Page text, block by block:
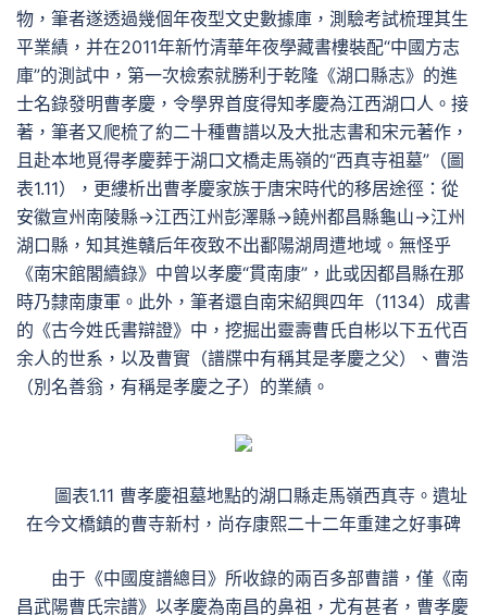
物，筆者遂透過幾個年夜型文史數據庫，測驗考試梳理其生
平業績，并在2011年新竹清華年夜學藏書樓裝配“中國方志
庫”的測試中，第一次檢索就勝利于乾隆《湖口縣志》的進
士名錄發明曹孝慶，令學界首度得知孝慶為江西湖口人。接
著，筆者又爬梳了約二十種曹譜以及大批志書和宋元著作，
且赴本地覓得孝慶葬于湖口文橋走馬嶺的“西真寺祖墓”（圖
表1.11），更縷析出曹孝慶家族于唐宋時代的移居途徑：從
安徽宣州南陵縣→江西江州彭澤縣→饒州都昌縣龜山→江州
湖口縣，知其進贛后年夜致不出鄱陽湖周遭地域。無怪乎
《南宋館閣續錄》中曾以孝慶“貫南康”，此或因都昌縣在那
時乃隸南康軍。此外，筆者還自南宋紹興四年（1134）成書
的《古今姓氏書辯證》中，挖掘出靈壽曹氏自彬以下五代百
余人的世系，以及曹實（譜牒中有稱其是孝慶之父）、曹浩
（別名善翁，有稱是孝慶之子）的業績。
圖表1.11 曹孝慶祖墓地點的湖口縣走馬嶺西真寺。遺址
在今文橋鎮的曹寺新村，尚存康熙二十二年重建之好事碑
由于《中國度譜總目》所收錄的兩百多部曹譜，僅《南
昌武陽曹氏宗譜》以孝慶為南昌的鼻祖，尤有甚者，曹孝慶